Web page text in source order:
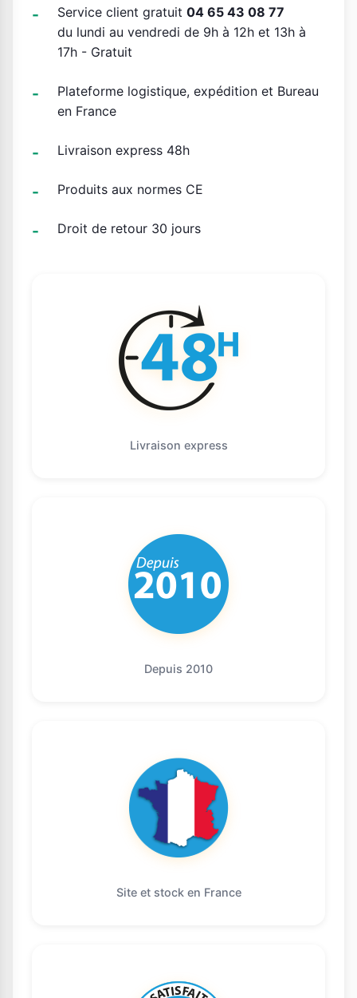
Service client gratuit 04 65 43 08 77
du lundi au vendredi de 9h à 12h et 13h à
17h - Gratuit
Plateforme logistique, expédition et Bureau
en France
Livraison express 48h
Produits aux normes CE
Droit de retour 30 jours
Livraison express
Depuis 2010
Site et stock en France